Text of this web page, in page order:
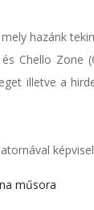
hazánk
Chello Zone
illetve a
műsora